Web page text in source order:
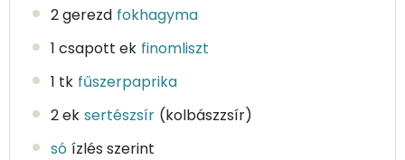
2 gerezd fokhagyma
1 csapott ek finomliszt
1 tk fűszerpaprika
2 ek sertészsír (kolbászzsír)
só ízlés szerint